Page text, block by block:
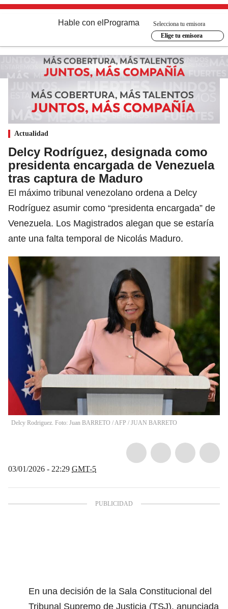
Hable con el Programa
Selecciona tu emisora
Elige tu emisora
Actualidad
Delcy Rodríguez, designada como
presidenta encargada de Venezuela
tras captura de Maduro
El máximo tribunal venezolano ordena a Delcy
Rodríguez asumir como “presidenta encargada” de
Venezuela. Los Magistrados alegan que se estaría
ante una falta temporal de Nicolás Maduro.
Delcy Rodriguez. Foto: Juan BARRETO / AFP / JUAN BARRETO
03/01/2026 - 22:29 GMT-5
En una decisión de la Sala Constitucional del
Tribunal Supremo de Justicia (TSJ), anunciada